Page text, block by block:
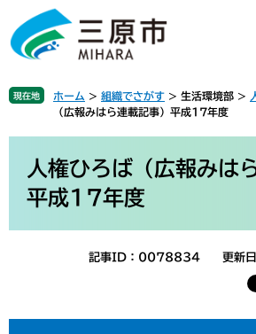
ジ
頭
す
ュ
飛
し
現在地 ホーム > 組織でさがす > 生活環境部 >
（広報みはら連載記事）平成17年度
人権ひろば（広報みは
平成17年度
記事ID：0078834 更新